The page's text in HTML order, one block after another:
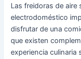
Las freidoras de
electrodoméstico
disfrutar de una
que existen
experiencia culinaria